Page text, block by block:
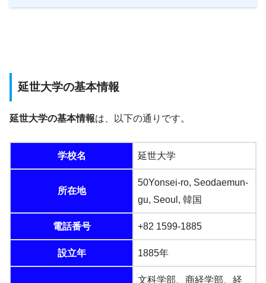
延世大学の基本情報
延世大学の基本情報は、以下の通りです。
学校名 延世大学
所在地
50Yonsei-ro, Seodaemun-
gu, Seoul, 韓国
電話番号 +82 1599-1885
設立年 1885年
文科学部、商経学部、経